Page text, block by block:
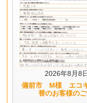
2026年8月8
備前市 M様 エコ
替のお客様の